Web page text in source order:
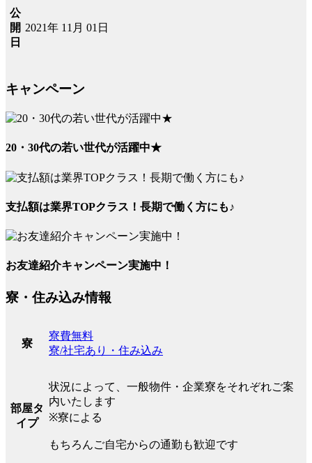
公
開
日
2021年 11月 01日
キャンペーン
20・30代の若い世代が活躍中★
支払額は業界TOPクラス！長期で働く方にも♪
お友達紹介キャンペーン実施中！
寮・住み込み情報
寮
寮費無料
寮/社宅あり・住み込み
部屋タ
イプ
状況によって、一般物件・企業寮をそれぞれご案
内いたします
※寮による
もちろんご自宅からの通勤も歓迎です